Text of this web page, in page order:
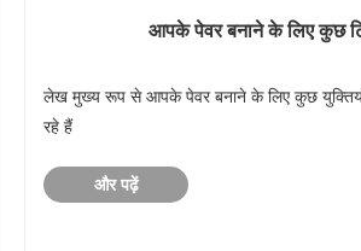
आपके पेवर बनाने के लिए कुछ
लेख मुख्य रूप से आपके पेवर बनाने के लिए कुछ
रहे हैं
और पढ़ें